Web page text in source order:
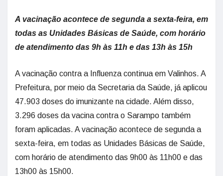
A vacinação acontece de segunda a sexta-feira, em
todas as Unidades Básicas de Saúde, com horário
de atendimento das 9h às 11h e das 13h às 15h
A vacinação contra a Influenza continua em Valinhos. A
Prefeitura, por meio da Secretaria da Saúde, já aplicou
47.903 doses do imunizante na cidade. Além disso,
3.296 doses da vacina contra o Sarampo também
foram aplicadas. A vacinação acontece de segunda a
sexta-feira, em todas as Unidades Básicas de Saúde,
com horário de atendimento das 9h00 às 11h00 e das
13h00 às 15h00.